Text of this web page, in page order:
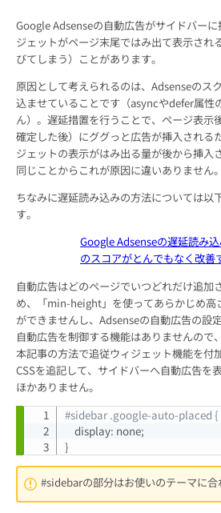
Google Adsenseの自動広告がサイドバー
ジェットがページ末尾ではみ出て表示され
びてしまう）ことがあります。
原因として考えられるのは、Adsenseのス
込ませていることです（asyncやdefer属性
ん）。遅延措置を行うことで、ページ表示
確定した後）にググっと広告が挿入される
ジェットの表示がはみ出る量が後から挿入
同じことからこれが原因に違いありません。
ちなみに遅延読み込みの方法については以
す。
Google Adsenseの遅延読み
のスコアがとんでもなく改善
自動広告はどのページでいつどれだけ追加
め、「min-height」を使ってあらかじめ高
ができませんし、Adsenseの自動広告の設
自動広告を制御する機能はありませんので
本記事の方法で追従ウィジェット機能を付
CSSを追記して、サイドバーへ自動広告を
ほかありません。
#sidebar .google-auto-placed {
    display
: none;
}
#sidebarの部分はお使いのテーマに